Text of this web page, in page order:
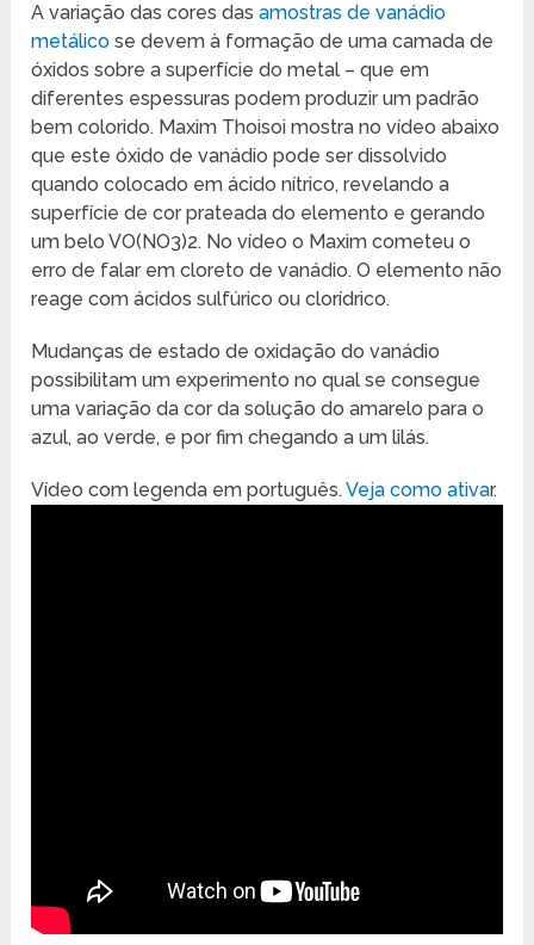
A variação das cores dasamostras de vanádio
metálico se devem à formação de uma camada de
óxidos sobre a superfície do metal – que em
diferentes espessuras podem produzir um padrão
bem colorido. Maxim Thoisoi mostra no vídeo abaixo
que este óxido de vanádio pode ser dissolvido
quando colocado em ácido nítrico, revelando a
superfície de cor prateada do elemento e gerando
um belo VO(NO3)2. No vídeo o Maxim cometeu o
erro de falar em cloreto de vanádio. O elemento não
reage com ácidos sulfúrico ou clorídrico.
Mudanças de estado de oxidação do vanádio
possibilitam um experimento no qual se consegue
uma variação da cor da solução do amarelo para o
azul, ao verde, e por fim chegando a um lilás.
Vídeo com legenda em português.Veja como ativar.